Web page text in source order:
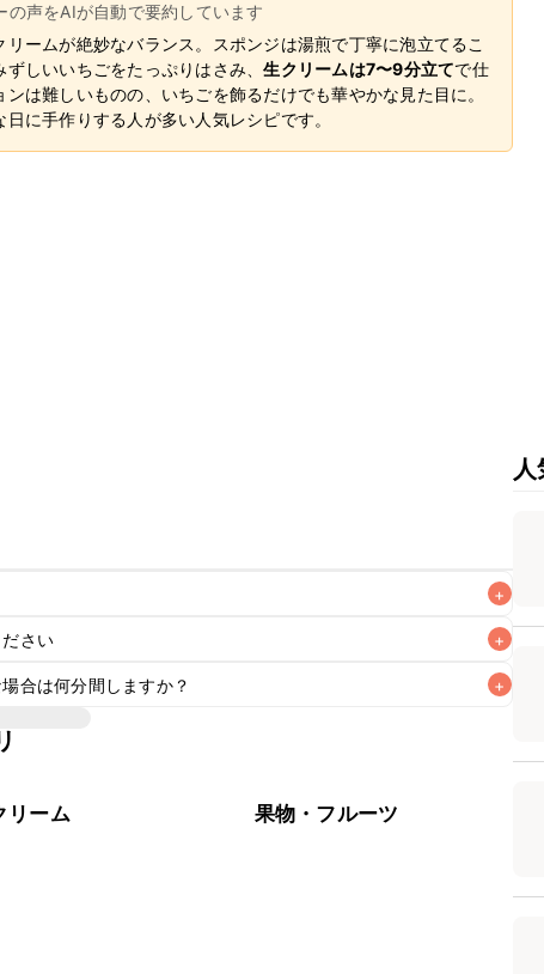
の声をAIが自動で要約しています
リームが絶妙なバランス。スポンジは湯煎で丁寧に泡立てるこ
しいいちごをたっぷりはさみ、生クリームは7〜9分立てで仕
は難しいものの、いちごを飾るだけでも華やかな見た目に。
に手作りする人が多い人気レシピです。
+
るべくお早めにお召し上がりください。
さい +
合は何分間しますか？ +
き上げています。オーブンに予熱機能がある場合はそち
リーム 果物・フルーツ